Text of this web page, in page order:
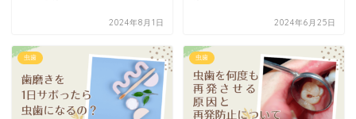
2024年8月1日 2024年6月25日
虫歯 虫歯